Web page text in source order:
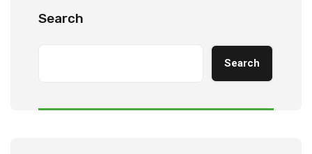
Search
Search